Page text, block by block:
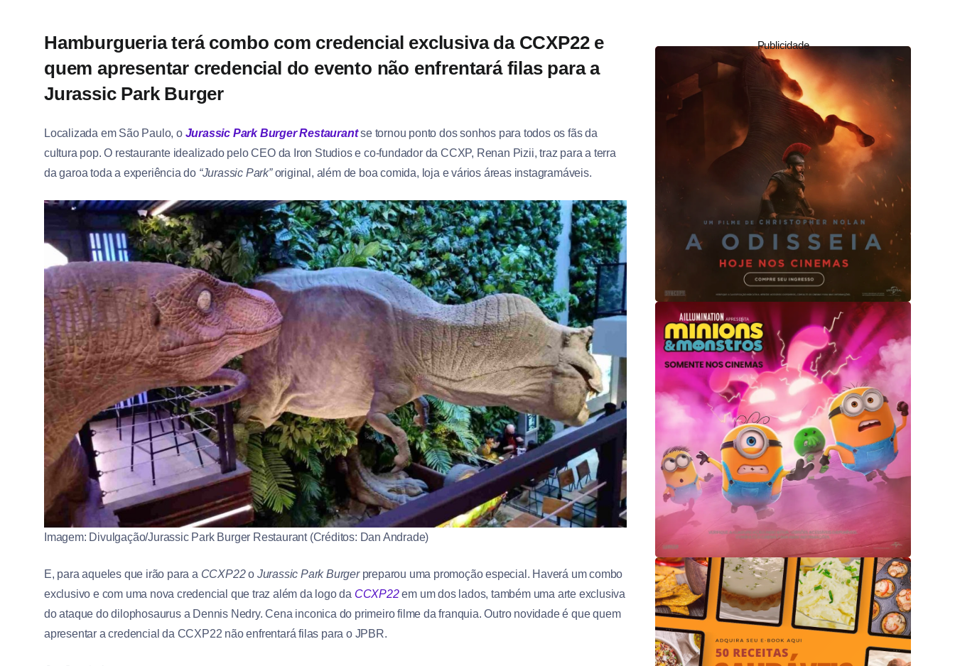
Hamburgueria terá combo com credencial exclusiva da CCXP22 e
quem apresentar credencial do evento não enfrentará filas para a
Jurassic Park Burger
Localizada em São Paulo, o Jurassic Park Burger Restaurant se tornou ponto dos sonhos para todos os fãs da
cultura pop. O restaurante idealizado pelo CEO da Iron Studios e co-fundador da CCXP, Renan Pizii, traz para a terra
da garoa toda a experiência do “Jurassic Park”original, além de boa comida, loja e vários áreas instagramáveis.
Imagem: Divulgação/Jurassic Park Burger Restaurant (Créditos: Dan Andrade)
E, para aqueles que irão para a CCXP22o Jurassic Park Burgerpreparou uma promoção especial. Haverá um combo
exclusivo e com uma nova credencial que traz além da logo da CCXP22em um dos lados, também uma arte exclusiva
do ataque do dilophosaurus a Dennis Nedry. Cena inconica do primeiro filme da franquia. Outro novidade é que quem
apresentar a credencial da CCXP22 não enfrentará filas para o JPBR.
Publicidade